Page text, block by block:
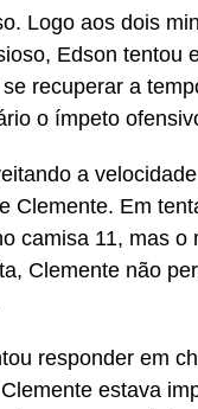
Logo aos dois
Edson tentou
recuperar a
o ímpeto
a
Clemente. Em
camisa 11, mas o
Clemente não
responder em
estava